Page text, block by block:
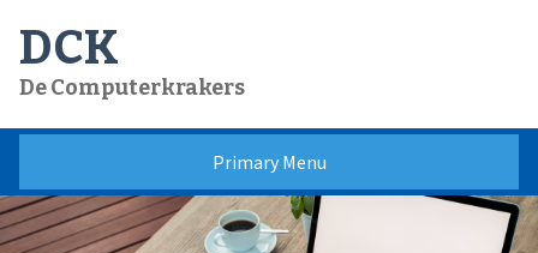
DCK
De Computerkrakers
Primary Menu